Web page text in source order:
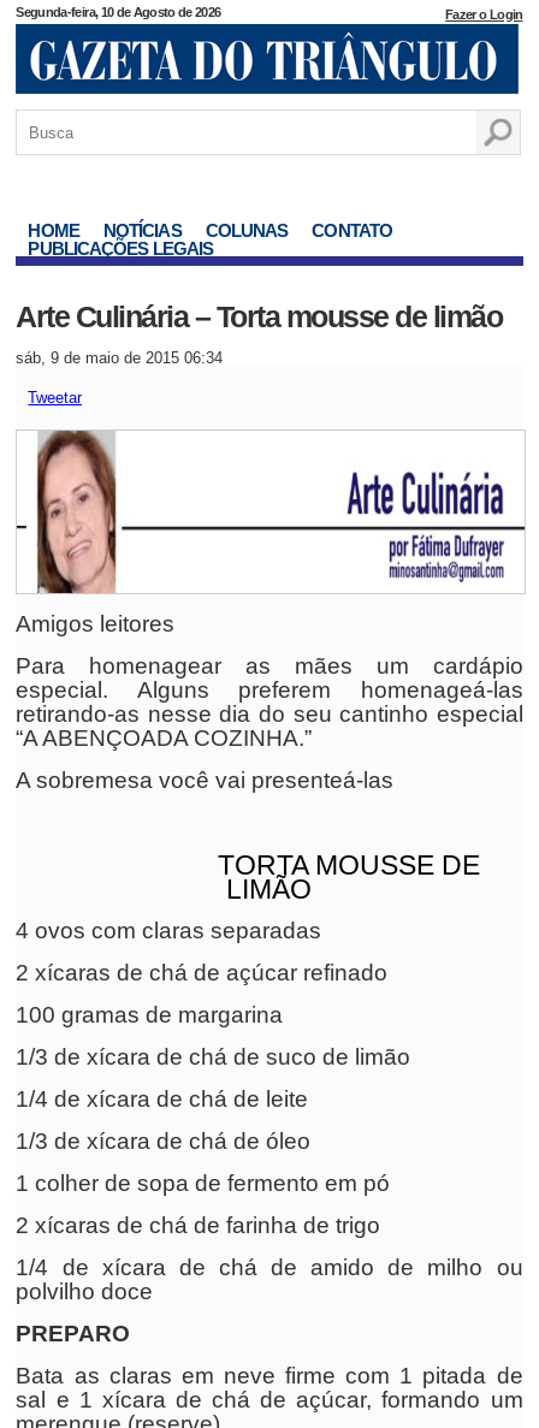
Segunda-feira, 10 de Agosto de 2026 Fazer o Login
HOME NOTÍCIAS COLUNAS
CONTATO
PUBLICAÇÕES LEGAIS
Arte Culinária – Torta mousse de limão
sáb, 9 de maio de 2015 06:34
Tweetar
Amigos leitores
Para homenagear as mães um cardápio
especial. Alguns preferem homenageá-las
retirando-as nesse dia do seu cantinho especial
“A ABENÇOADA COZINHA.”
A sobremesa você vai presenteá-las
TORTA MOUSSE DE
LIMÃO
4 ovos com claras separadas
2 xícaras de chá de açúcar refinado
100 gramas de margarina
1/3 de xícara de chá de suco de limão
1/4 de xícara de chá de leite
1/3 de xícara de chá de óleo
1 colher de sopa de fermento em pó
2 xícaras de chá de farinha de trigo
1/4 de xícara de chá de amido de milho ou
polvilho doce
PREPARO
Bata as claras em neve firme com 1 pitada de
sal e 1 xícara de chá de açúcar, formando um